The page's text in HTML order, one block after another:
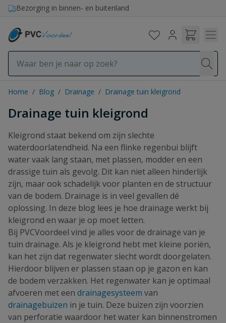
Ga naar de inhoud
Bezorging in binnen- en buitenland
Home / Blog / Drainage / Drainage tuin kleigrond
Drainage tuin kleigrond
Kleigrond staat bekend om zijn slechte
waterdoorlatendheid. Na een flinke regenbui blijft
water vaak lang staan, met plassen, modder en een
drassige tuin als gevolg. Dit kan niet alleen hinderlijk
zijn, maar ook schadelijk voor planten en de structuur
van de bodem. Drainage is in veel gevallen dé
oplossing. In deze blog lees je hoe drainage werkt bij
kleigrond en waar je op moet letten.
Bij PVCVoordeel vind je alles voor de drainage van je
tuin drainage. Als je kleigrond hebt met kleine poriën,
kan het zijn dat regenwater slecht wordt doorgelaten.
Hierdoor blijven er plassen staan op je gazon en kan
de bodem verzakken. Het regenwater kan je optimaal
afvoeren met een drainagesysteem van
drainagebuizen in je tuin. Deze buizen zijn voorzien
van perforatie waardoor het water kan binnenstromen